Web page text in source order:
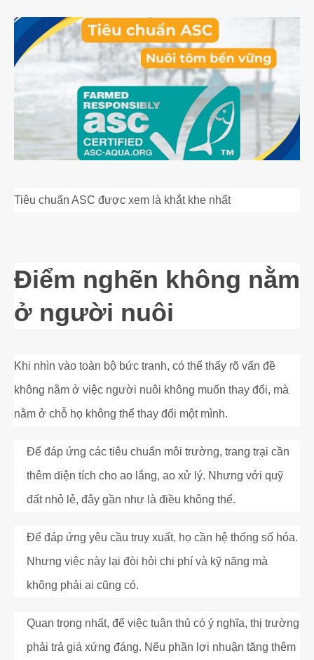
Tiêu chuẩn ASC được xem là khắt khe nhất
Điểm nghẽn không nằm
ở người nuôi
Khi nhìn vào toàn bộ bức tranh, có thể thấy rõ vấn đề
không nằm ở việc người nuôi không muốn thay đổi, mà
nằm ở chỗ họ không thể thay đổi một mình.
Để đáp ứng các tiêu chuẩn môi trường, trang trại cần
thêm diện tích cho ao lắng, ao xử lý. Nhưng với quỹ
đất nhỏ lẻ, đây gần như là điều không thể.
Để đáp ứng yêu cầu truy xuất, họ cần hệ thống số hóa.
Nhưng việc này lại đòi hỏi chi phí và kỹ năng mà
không phải ai cũng có.
Quan trọng nhất, để việc tuân thủ có ý nghĩa, thị trường
phải trả giá xứng đáng. Nếu phần lợi nhuận tăng thêm